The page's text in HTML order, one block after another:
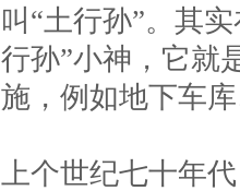
叫“土行孙”。其
行孙”小神，它就
施，例如地下车
上个世纪七十年